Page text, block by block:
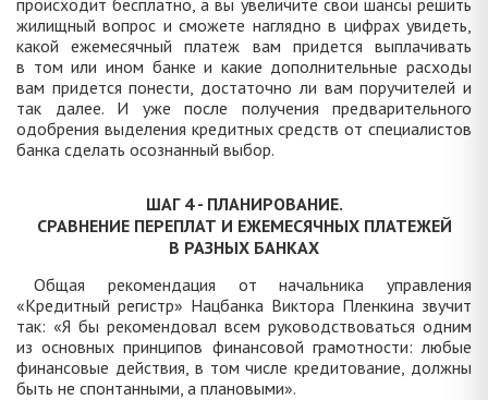
жилищный вопрос и сможете наглядно в цифрах увидеть,
какой ежемесячный платеж вам придется выплачивать
в том или ином банке и какие дополнительные расходы
вам придется понести, достаточно ли вам поручителей и
так далее. И уже после получения предварительного
одобрения выделения кредитных средств от специалистов
банка сделать осознанный выбор.
ШАГ 4 - ПЛАНИРОВАНИЕ.
СРАВНЕНИЕ ПЕРЕПЛАТ И ЕЖЕМЕСЯЧНЫХ ПЛАТЕЖЕЙ
В РАЗНЫХ БАНКАХ
Общая рекомендация от начальника управления
«Кредитный регистр» Нацбанка Виктора Пленкина звучит
так: «Я бы рекомендовал всем руководствоваться одним
из основных принципов финансовой грамотности: любые
финансовые действия, в том числе кредитование, должны
быть не спонтанными, а плановыми».